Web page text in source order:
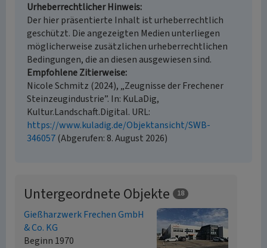
Urheberrechtlicher Hinweis
Der hier präsentierte Inhalt ist urheberrechtlich
geschützt. Die angezeigten Medien unterliegen
möglicherweise zusätzlichen urheberrechtlichen
Bedingungen, die an diesen ausgewiesen sind.
Empfohlene Zitierweise
Nicole Schmitz (2024), „Zeugnisse der Frechener
Steinzeugindustrie”. In: KuLaDig,
Kultur.Landschaft.Digital. URL:
https://www.kuladig.de/Objektansicht/SWB-
346057(Abgerufen: 8. August 2026)
Untergeordnete Objekte 18
Gießharzwerk Frechen GmbH
& Co. KG
Beginn 1970